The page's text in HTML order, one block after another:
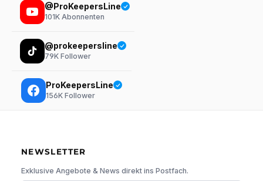
@ProKeepersLine
101K Abonnenten
@prokeepersline
79K Follower
ProKeepersLine
156K Follower
NEWSLETTER
Exklusive Angebote & News direkt ins Postfach.